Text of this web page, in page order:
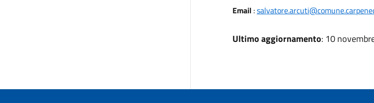
Email:
Ultimo aggiornamento: 10